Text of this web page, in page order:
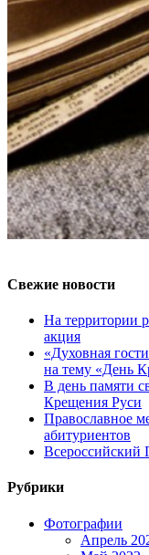
Свежие новости
На территории
акция
«Духовная
на тему «День
В день памяти
Крещения Руси
Православное
абитуриентов
Всероссийский
Рубрики
Фотографии
Апрель